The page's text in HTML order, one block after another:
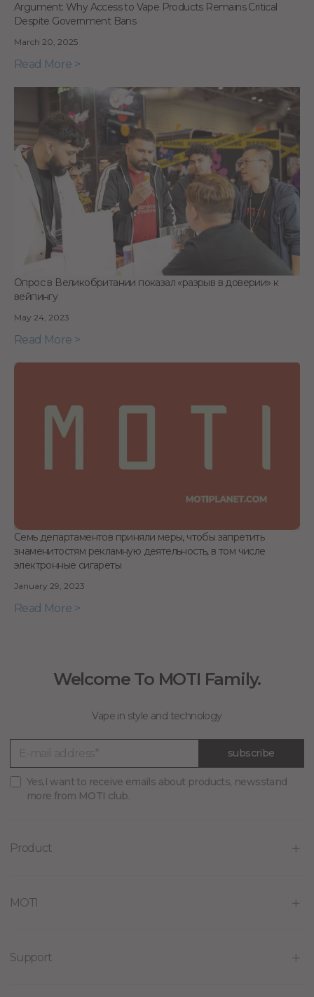
Argument: Why Access to Vape Products Remains Critical
Despite Government Bans
March 20, 2025
Read More >
Опрос в Великобритании показал «разрыв в доверии» к
вейпингу
May 24, 2023
Read More >
Семь департаментов приняли меры, чтобы запретить
знаменитостям рекламную деятельность, в том числе
электронные сигареты
January 29, 2023
Read More >
Welcome To MOTI Family.
Vape in style and technology
subscribe
Yes,I want to receive emails about products, newsstand
more from MOTI club.
Product
MOTI
Support